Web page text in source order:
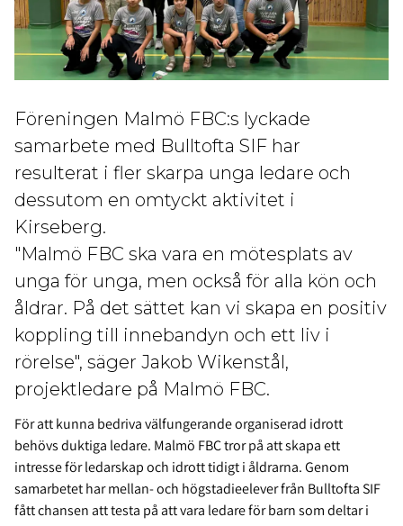
Föreningen Malmö FBC:s lyckade
samarbete med Bulltofta SIF har
resulterat i fler skarpa unga ledare och
dessutom en omtyckt aktivitet i
Kirseberg.
"Malmö FBC ska vara en mötesplats av
unga för unga, men också för alla kön och
åldrar. På det sättet kan vi skapa en positiv
koppling till innebandyn och ett liv i
rörelse", säger Jakob Wikenstål,
projektledare på Malmö FBC.
För att kunna bedriva välfungerande organiserad idrott
behövs duktiga ledare. Malmö FBC tror på att skapa ett
intresse för ledarskap och idrott tidigt i åldrarna. Genom
samarbetet har mellan- och högstadieelever från Bulltofta SIF
fått chansen att testa på att vara ledare för barn som deltar i